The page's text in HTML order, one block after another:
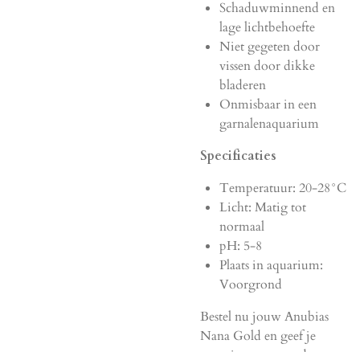
Schaduwminnend en
lage lichtbehoefte
Niet gegeten door
vissen door dikke
bladeren
Onmisbaar in een
garnalenaquarium
Specificaties
Temperatuur: 20-28°C
Licht: Matig tot
normaal
pH: 5-8
Plaats in aquarium:
Voorgrond
Bestel nu jouw Anubias
Nana Gold en geef je